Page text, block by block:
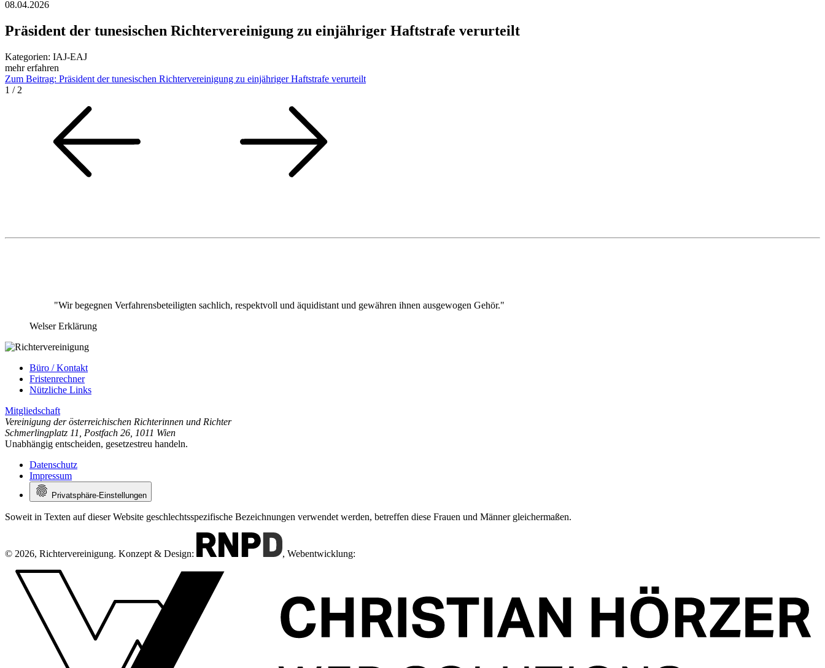
08.04.2026
Präsident der tunesischen Richtervereinigung zu einjähriger Haftstrafe verurteilt
Kategorien: IAJ-EAJ
mehr erfahren
Zum Beitrag: Präsident der tunesischen Richtervereinigung zu einjähriger Haftstrafe verurteilt
1 / 2
"Wir begegnen Verfahrensbeteiligten sachlich, respektvoll und äquidistant und gewähren ihnen ausgewogen Gehör."
Welser Erklärung
Büro / Kontakt
Fristenrechner
Nützliche Links
Mitgliedschaft
Vereinigung der österreichischen Richterinnen und Richter
Schmerlingplatz 11
Postfach 26 1011 Wien
Unabhängig entscheiden, gesetzestreu handeln.
Datenschutz
Impressum
Privatsphäre-Einstellungen
Soweit in Texten auf dieser Website geschlechtsspezifische Bezeichnungen verwendet werden, betreffen diese Frauen und Männer gleichermaßen.
© 2026, Richtervereinigung. Konzept & Design: , Webentwicklung: